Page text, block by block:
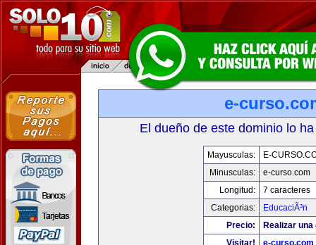
e-
El dueño de este dominio lo
Mayusculas:
E-
Minusculas:
e-curso.com
Longitud:
7 caracteres
Categorias:
EducaciÃ³n
Precio:
Realizar
Visitar!
e-curso.com